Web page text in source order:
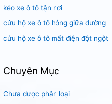
:kéo xe ô tô tận nơi
cứu hộ xe ô tô hỏng giữa đường
cứu hộ xe ô tô mất điện đột ngột
Chuyên Mục
Chưa được phân loại